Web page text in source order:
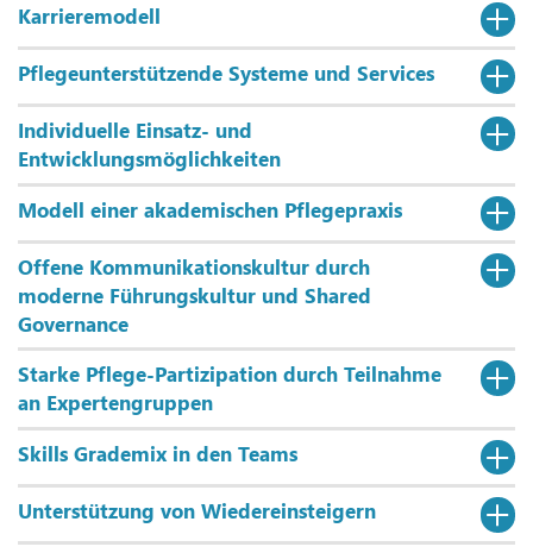
Karrieremodell
Pflegeunterstützende Systeme und Services
Individuelle Einsatz- und
Entwicklungsmöglichkeiten
Modell einer akademischen Pflegepraxis
Offene Kommunikationskultur durch
moderne Führungskultur und Shared
Governance
Starke Pflege-Partizipation durch Teilnahme
an Expertengruppen
Skills Grademix in den Teams
Unterstützung von Wiedereinsteigern